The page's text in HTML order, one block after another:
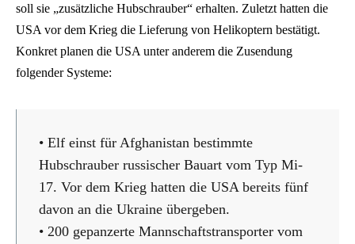
soll sie „zusätzliche Hubschrauber“ erhalten. Zuletzt hatten die
USA vor dem Krieg die Lieferung von Helikoptern bestätigt.
Konkret planen die USA unter anderem die Zusendung
folgender Systeme:
• Elf einst für Afghanistan bestimmte
Hubschrauber russischer Bauart vom Typ Mi-
17. Vor dem Krieg hatten die USA bereits fünf
davon an die Ukraine übergeben.
• 200 gepanzerte Mannschaftstransporter vom